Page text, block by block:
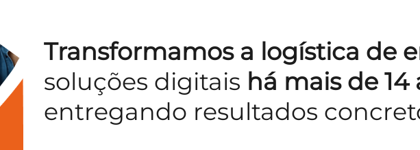
Transformamos a logística de
soluções digitais há mais de 14
entregando resultados